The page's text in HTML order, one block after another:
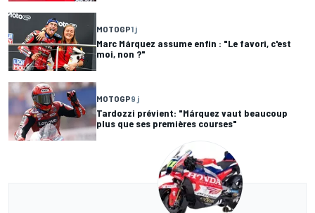
MOTOGP1 j
Marc Márquez assume enfin : "Le favori, c'est
moi, non ?"
MOTOGP9 j
Tardozzi prévient: "Márquez vaut beaucoup
plus que ses premières courses"